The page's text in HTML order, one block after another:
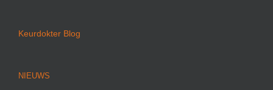
Keurdokter Blog
NIEUWS